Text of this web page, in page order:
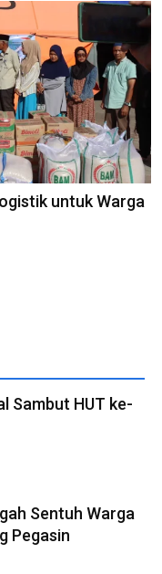
untuk Warga
Sambut HUT ke-
Sentuh Warga
Pegasin